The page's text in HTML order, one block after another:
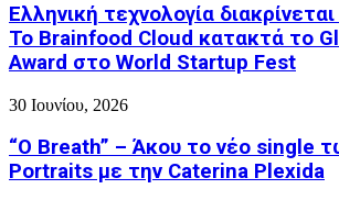
Ελληνική τεχνολογία
Το Brainfood Cloud κατακτά το
Award στο World Startup Fest
30 Ιουνίου, 2026
“O Breath” – Άκου το νέο single
Portraits με την Caterina Plexida